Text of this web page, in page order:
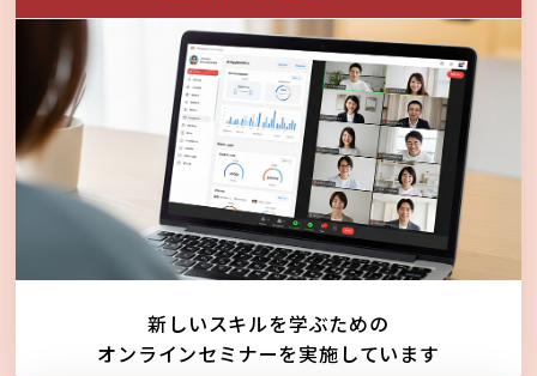
新しいスキルを学ぶための
オンラインセミナーを実施しています